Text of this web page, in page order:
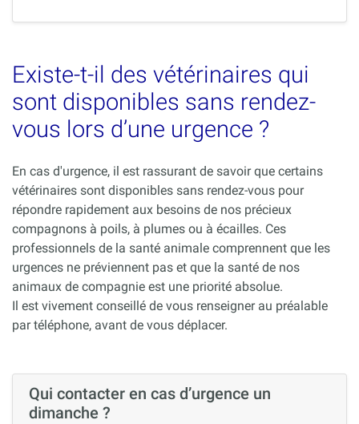
Existe-t-il des vétérinaires qui
sont disponibles sans rendez-
vous lors d’une urgence ?
En cas d'urgence, il est rassurant de savoir que certains
vétérinaires sont disponibles sans rendez-vous pour
répondre rapidement aux besoins de nos précieux
compagnons à poils, à plumes ou à écailles. Ces
professionnels de la santé animale comprennent que les
urgences ne préviennent pas et que la santé de nos
animaux de compagnie est une priorité absolue.
Il est vivement conseillé de vous renseigner au préalable
par téléphone, avant de vous déplacer.
Qui contacter en cas d’urgence un
dimanche ?